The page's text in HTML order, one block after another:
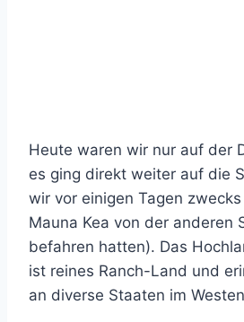
Heute waren wir nur auf der
es ging direkt weiter auf die
wir vor einigen Tagen zwecks
Mauna Kea von der anderen
befahren hatten). Das
ist reines Ranch-Land und
an diverse Staaten im